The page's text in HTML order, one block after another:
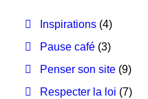
Inspirations (4)
Pause café (3)
Penser son site (9)
Respecter la loi (7)